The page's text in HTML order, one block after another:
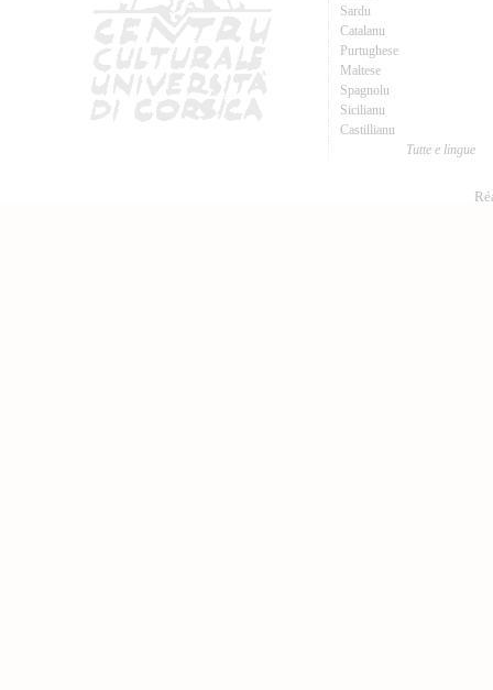
Sardu
Catalanu
Purtughese
Maltese
Spagnolu
Sicilianu
Castillianu
Tutte e lingue